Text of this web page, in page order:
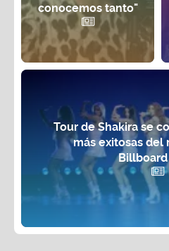
conocemos tanto"
Tour de Shakira se
más exitosas del
Billboard